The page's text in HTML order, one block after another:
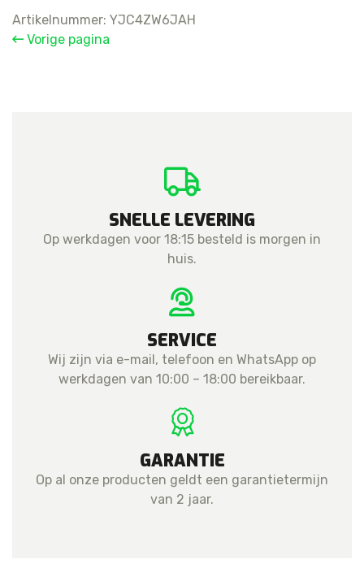
7
GPS
Artikelnummer: YJC4ZW6JAH
Vorige pagina
SNELLE LEVERING
Op werkdagen voor 18:15 besteld is morgen in
huis.
SERVICE
Wij zijn via e-mail, telefoon en WhatsApp op
werkdagen van 10:00 – 18:00 bereikbaar.
GARANTIE
Op al onze producten geldt een garantietermijn
van 2 jaar.